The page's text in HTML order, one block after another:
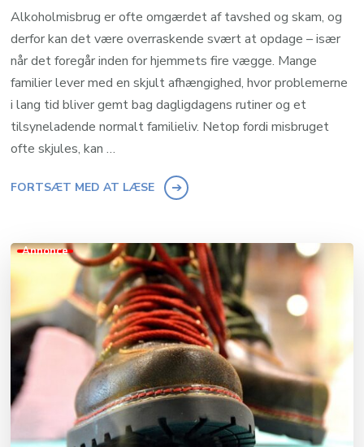
Alkoholmisbrug er ofte omgærdet af tavshed og skam, og
derfor kan det være overraskende svært at opdage – især
når det foregår inden for hjemmets fire vægge. Mange
familier lever med en skjult afhængighed, hvor problemerne
i lang tid bliver gemt bag dagligdagens rutiner og et
tilsyneladende normalt familieliv. Netop fordi misbruget
ofte skjules, kan …
FORTSÆT MED AT LÆSE
Annonce